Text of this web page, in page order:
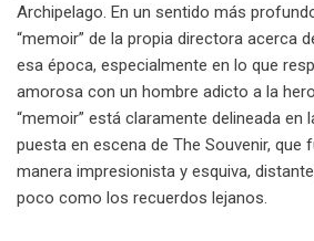
Archipelago. En un sentido más
“memoir” de la propia directora acerca
esa época, especialmente en lo que
amorosa con un hombre adicto a la
“memoir” está claramente delineada en
puesta en escena de The Souvenir, que
manera impresionista y esquiva,
poco como los recuerdos lejanos.